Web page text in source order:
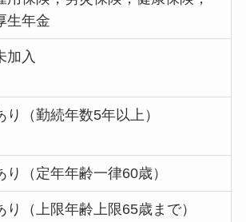
生年金
加入
り（勤続年数5年以上）
り（定年年齢一律60歳）
り（上限年齢上限65歳まで）